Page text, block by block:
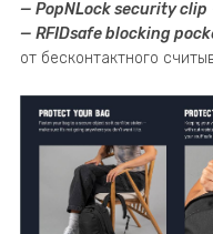
— PopNLock security clip
— RFIDsafe blocking
от бесконтактного